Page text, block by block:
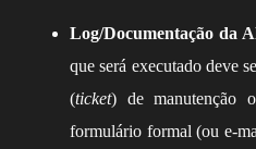
Log/Documentação da
que será executado deve
(ticket) de manutenção
formulário formal (ou e-